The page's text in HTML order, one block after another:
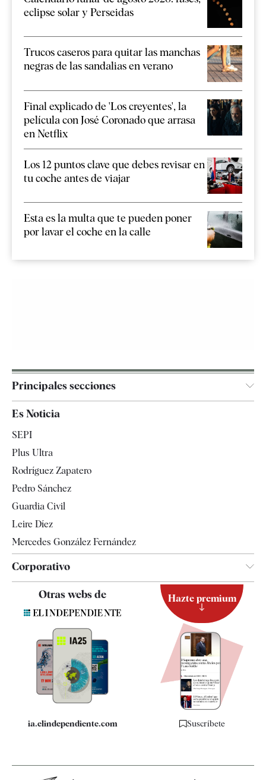
eclipse solar y Perseidas
Trucos caseros para quitar las manchas
negras de las sandalias en verano
Final explicado de 'Los creyentes', la
película con José Coronado que arrasa
en Netflix
Los 12 puntos clave que debes revisar en
tu coche antes de viajar
Esta es la multa que te pueden poner
por lavar el coche en la calle
Principales secciones
España
Televisión
Es Noticia
SEPI
Plus Ultra
Rodríguez Zapatero
Pedro Sánchez
Guardia Civil
Leire Díez
Mercedes González Fernández
Corporativo
Contacto
Quiénes somos
Especificaciones
Otras webs de
ia.elindependiente.com
Hazte premium
Suscríbete